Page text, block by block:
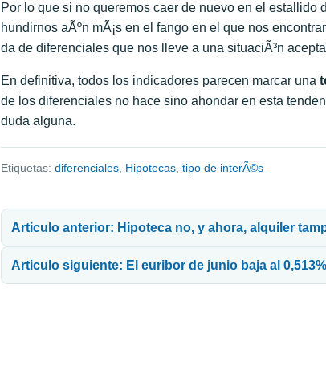
Por lo que si no queremos caer de nuevo en el estallido
hundirnos aÃºn mÃ¡s en el fango en el que nos
da de diferenciales que nos lleve a una situaciÃ³n
En definitiva, todos los indicadores parecen marcar una
de los diferenciales no hace sino ahondar en esta
duda alguna.
Etiquetas: diferenciales Hipotecas tipo de interÃ©s
Articulo anterior: Hipoteca no, y ahora, alquiler
Articulo siguiente: El euribor de junio baja al 0,513%